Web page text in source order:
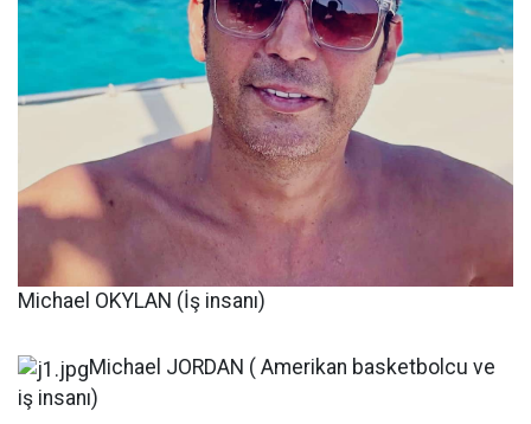
Michael OKYLAN (İş insanı)
Michael JORDAN ( Amerikan basketbolcu ve
iş insanı)